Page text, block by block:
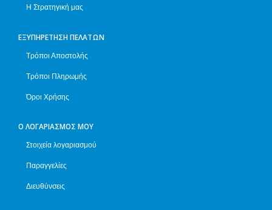
Η Στρατηγική μας
ΕΞΥΠΗΡΈΤΗΣΗ ΠΕΛΑΤΏΝ
Τρόποι Αποστολής
Τρόποι Πληρωμής
Όροι Χρήσης
Ο ΛΟΓΑΡΙΑΣΜΌΣ ΜΟΥ
Στοιχεία λογαριασμού
Παραγγελίες
Διευθύνσεις